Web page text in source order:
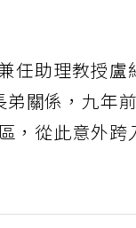
任助理教授盧
關係，九年前
，從此意外跨